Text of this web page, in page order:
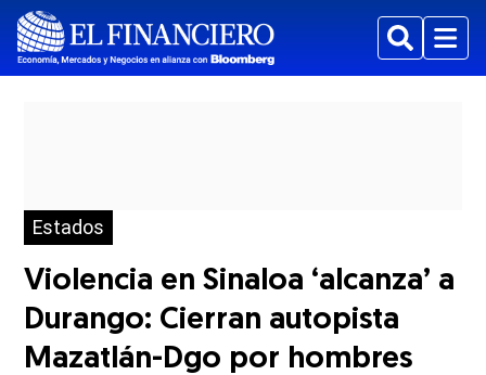
BuscarMenu
Estados
Violencia en Sinaloa ‘alcanza’ a
Durango: Cierran autopista
Mazatlán-Dgo por hombres